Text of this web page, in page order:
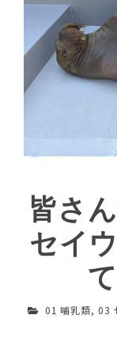
皆さ
セイ
01 哺乳類, 03